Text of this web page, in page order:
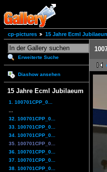
cp-pictures 15 Jahre Ecml
Erweiterte Suche
Diashow ansehen
15 Jahre Ecml Jubilaeum
1. 100701CPP_0...
32. 100701CPP_0...
33. 100701CPP_0...
34. 100701CPP_0...
35. 100701CPP_0...
36. 100701CPP_0...
37. 100701CPP_0...
38. 100701CPP_0...